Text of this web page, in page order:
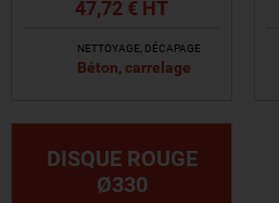
47,72 € HT
NETTOYAGE, DÉCAPAGE
Béton, carrelage
DISQUE ROUGE
Ø330